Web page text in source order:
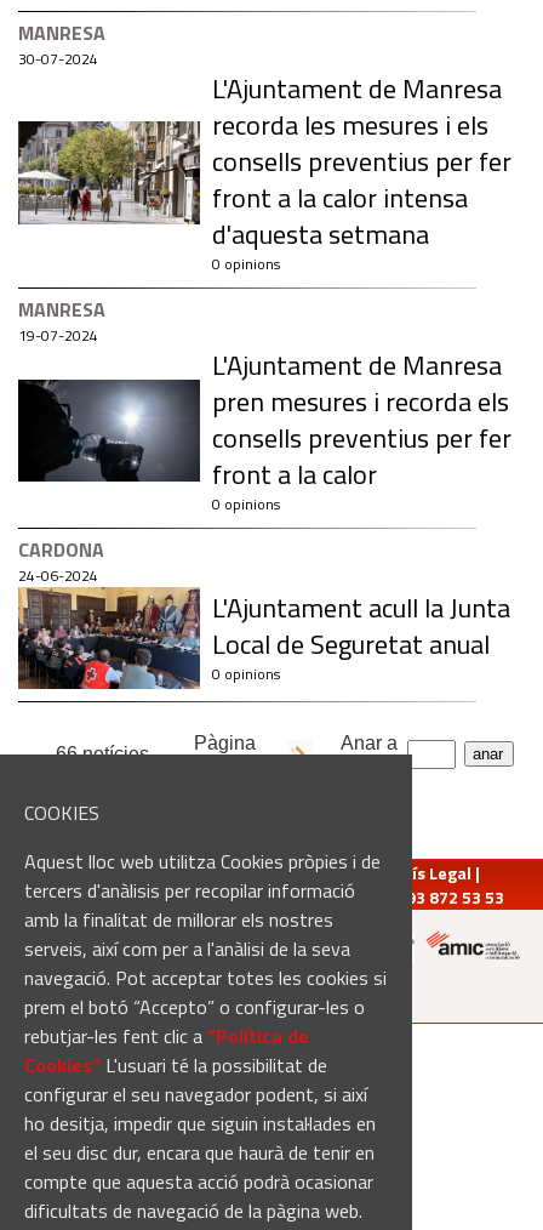
COOKIES
Aquest lloc web utilitza Cookies pròpies i de
tercers d'anàlisis per recopilar informació
amb la finalitat de millorar els nostres
serveis, així com per a l'anàlisi de la seva
navegació. Pot acceptar totes les cookies si
prem el botó “Accepto” o configurar-les o
rebutjar-les fent clic a“Política de
Cookies“ L'usuari té la possibilitat de
configurar el seu navegador podent, si així
ho desitja, impedir que siguin instal·lades en
el seu disc dur, encara que haurà de tenir en
compte que aquesta acció podrà ocasionar
dificultats de navegació de la pàgina web.
MANRESA
30-07-2024
L'Ajuntament de Manresa
recorda les mesures i els
consells preventius per fer
front a la calor intensa
d'aquesta setmana
0 opinions
MANRESA
19-07-2024
L'Ajuntament de Manresa
pren mesures i recorda els
consells preventius per fer
front a la calor
0 opinions
CARDONA
24-06-2024
L'Ajuntament acull la Junta
Local de Seguretat anual
0 opinions
66 notícies
Pàgina
Anar a
redaccio@manresadiari.cat|Qui som Avís Legal |
Pompeu Fabra, 7-13, 08240-Manresa | Tel.: 93 872 53 53
Altres mitjans del grup:
[Web creada perDuma Interactiva